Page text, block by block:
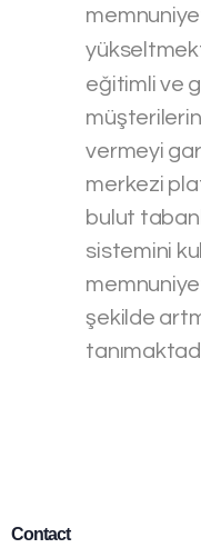
eğitimli ve
vermeyi
merkezi
bulut
sistemini
şekilde
Contact